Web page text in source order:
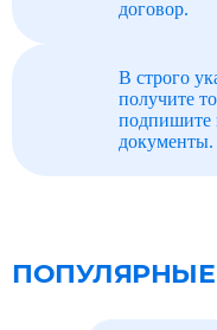
договор.
В строго
получите
подпишите
документы.
ПОПУЛЯРНЫЕ